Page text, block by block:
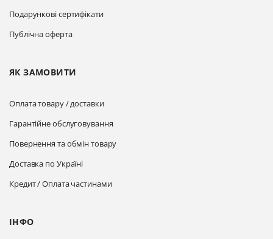
Подарункові сертифікати
Публічна оферта
ЯК ЗАМОВИТИ
Оплата товару / доставки
Гарантійне обслуговування
Повернення та обмін товару
Доставка по Україні
Кредит / Оплата частинами
ІНФО